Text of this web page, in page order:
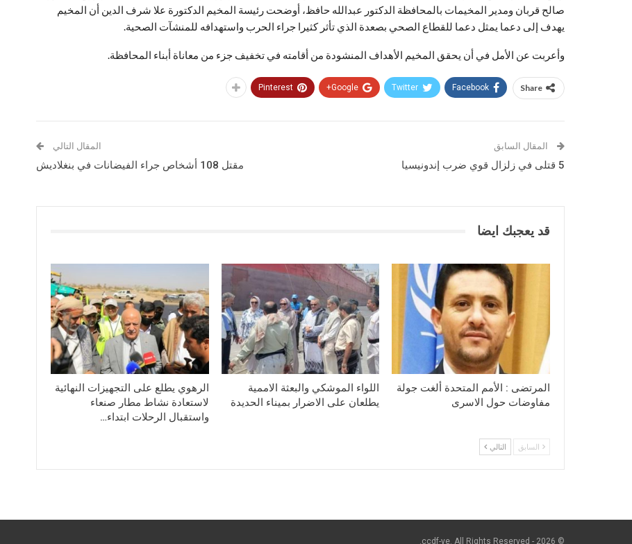
صالح قربان ومدير المخيمات بالمحافظة الدكتور عبدالله حافظ، أوضحت رئيسة المخيم الدكتورة علا شرف الدين أن المخيم
يهدف إلى دعما يمثل دعما للقطاع الصحي بصعدة الذي تأثر كثيرا جراء الحرب واستهدافه للمنشآت الصحية.
وأعربت عن الأمل في أن يحقق المخيم الأهداف المنشودة من أقامته في تخفيف جزء من معاناة أبناء المحافظة.
Share
Facebook
Twitter
Google+
Pinterest
المقال السابق
5 قتلى في زلزال قوي ضرب إندونيسيا
المقال التالي
مقتل 108 أشخاص جراء الفيضانات في بنغلاديش
قد يعجبك ايضا
المرتضى : الأمم المتحدة ألغت جولة
مفاوضات حول الاسرى
اللواء الموشكي والبعثة الاممية
يطلعان على الاضرار بميناء الحديدة
الرهوي يطلع على التجهيزات النهائية
لاستعادة نشاط مطار صنعاء
واستقبال الرحلات ابتداء…
السابق التالي
© 2026 - ccdf-ye. All Rights Reserved.